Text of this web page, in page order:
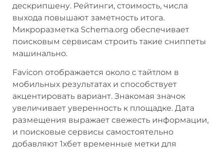
дескрипшену. Рейтинги, стоимость, числа
выхода повышают заметность итога.
Микроразметка Schema.org обеспечивает
поисковым сервисам строить такие сниппеты
машинально.
Favicon отображается около с тайтлом в
мобильных результатах и способствует
акцентировать вариант. Знакомая значок
увеличивает уверенность к площадке. Дата
размещения выражает свежесть информации,
и поисковые сервисы самостоятельно
добавляют 1хбет временные метки для